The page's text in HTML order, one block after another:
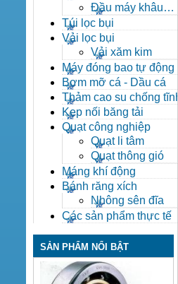
Đầu máy khâu
Bafang
Túi lọc bụi
Vải lọc bụi
Vải xăm kim
Máy đóng bao tự động
Bơm mỡ cá - Dầu cá
Thảm cao su chống tĩnh
điện
Kẹp nối băng tải
Quạt công nghiệp
Quạt li tâm
Quạt thông gió
Máng khí động
Bánh răng xích
Nhông sên đĩa
Các sản phẩm thực tế
SẢN PHẨM NỔI BẬT